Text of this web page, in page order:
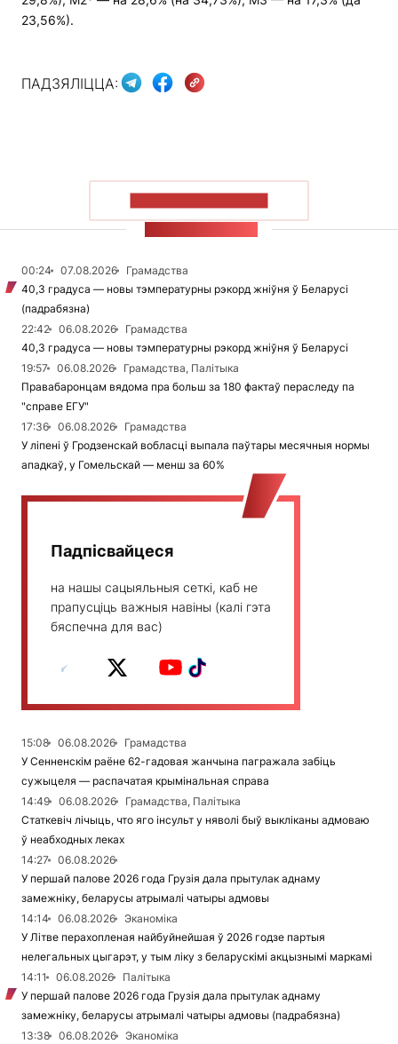
23,56%).
ПАДЗЯЛІЦЦА:
00:24 07.08.2026
Грамадства
40,3 градуса — новы тэмпературны рэкорд жніўня ў Беларусі
(падрабязна)
22:42
06.08.2026
Грамадства
40,3 градуса — новы тэмпературны рэкорд жніўня ў Беларусі
19:57
06.08.2026
Грамадства, Палітыка
Правабаронцам вядома пра больш за 180 фактаў пераследу па
"справе ЕГУ"
17:36
06.08.2026
Грамадства
У ліпені ў Гродзенскай вобласці выпала паўтары месячныя нормы
ападкаў, у Гомельскай — менш за 60%
Падпісвайцеся
на нашы сацыяльныя сеткі, каб не
прапусціць важныя навіны (калі гэта
бяспечна для вас)
15:08 06.08.2026
Грамадства
У Сенненскім раёне 62-гадовая жанчына пагражала забіць
сужыцеля — распачатая крымінальная справа
14:49
06.08.2026
Грамадства, Палітыка
Статкевіч лічыць, что яго інсульт у няволі быў выкліканы адмоваю
ў неабходных леках
14:27
06.08.2026
У першай палове 2026 года Грузія дала прытулак аднаму
замежніку, беларусы атрымалі чатыры адмовы
14:14
06.08.2026
Эканоміка
У Літве перахопленая найбуйнейшая ў 2026 годзе партыя
нелегальных цыгарэт, у тым ліку з беларускімі акцызнымі маркамі
14:11
06.08.2026
Палітыка
У першай палове 2026 года Грузія дала прытулак аднаму
замежніку, беларусы атрымалі чатыры адмовы (падрабязна)
13:38
06.08.2026
Эканоміка